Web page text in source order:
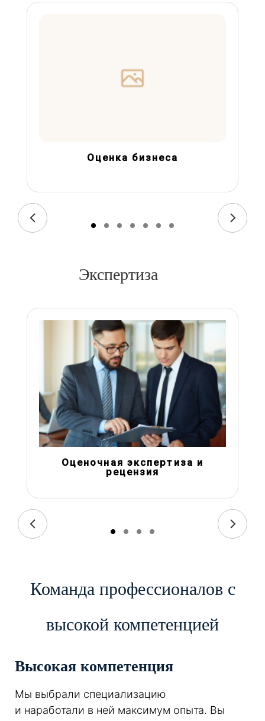
Оценка бизнеса
Экспертиза
Оценочная экспертиза и
рецензия
Команда профессионалов с
высокой компетенцией
Высокая компетенция
Мы выбрали специализацию
и наработали в ней максимум опыта. Вы